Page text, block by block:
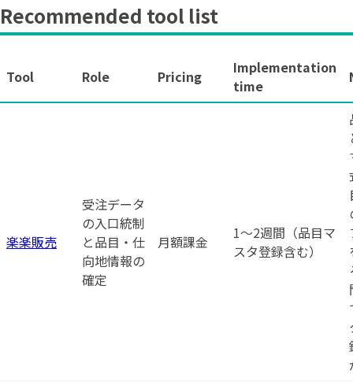
Recommended tool list
Tool Role Pricing
Implementation
time
楽楽販売
受注データ
の入口統制
と品目・仕
向地情報の
確定
月額課金
1〜2週間（品目マ
スタ登録含む）